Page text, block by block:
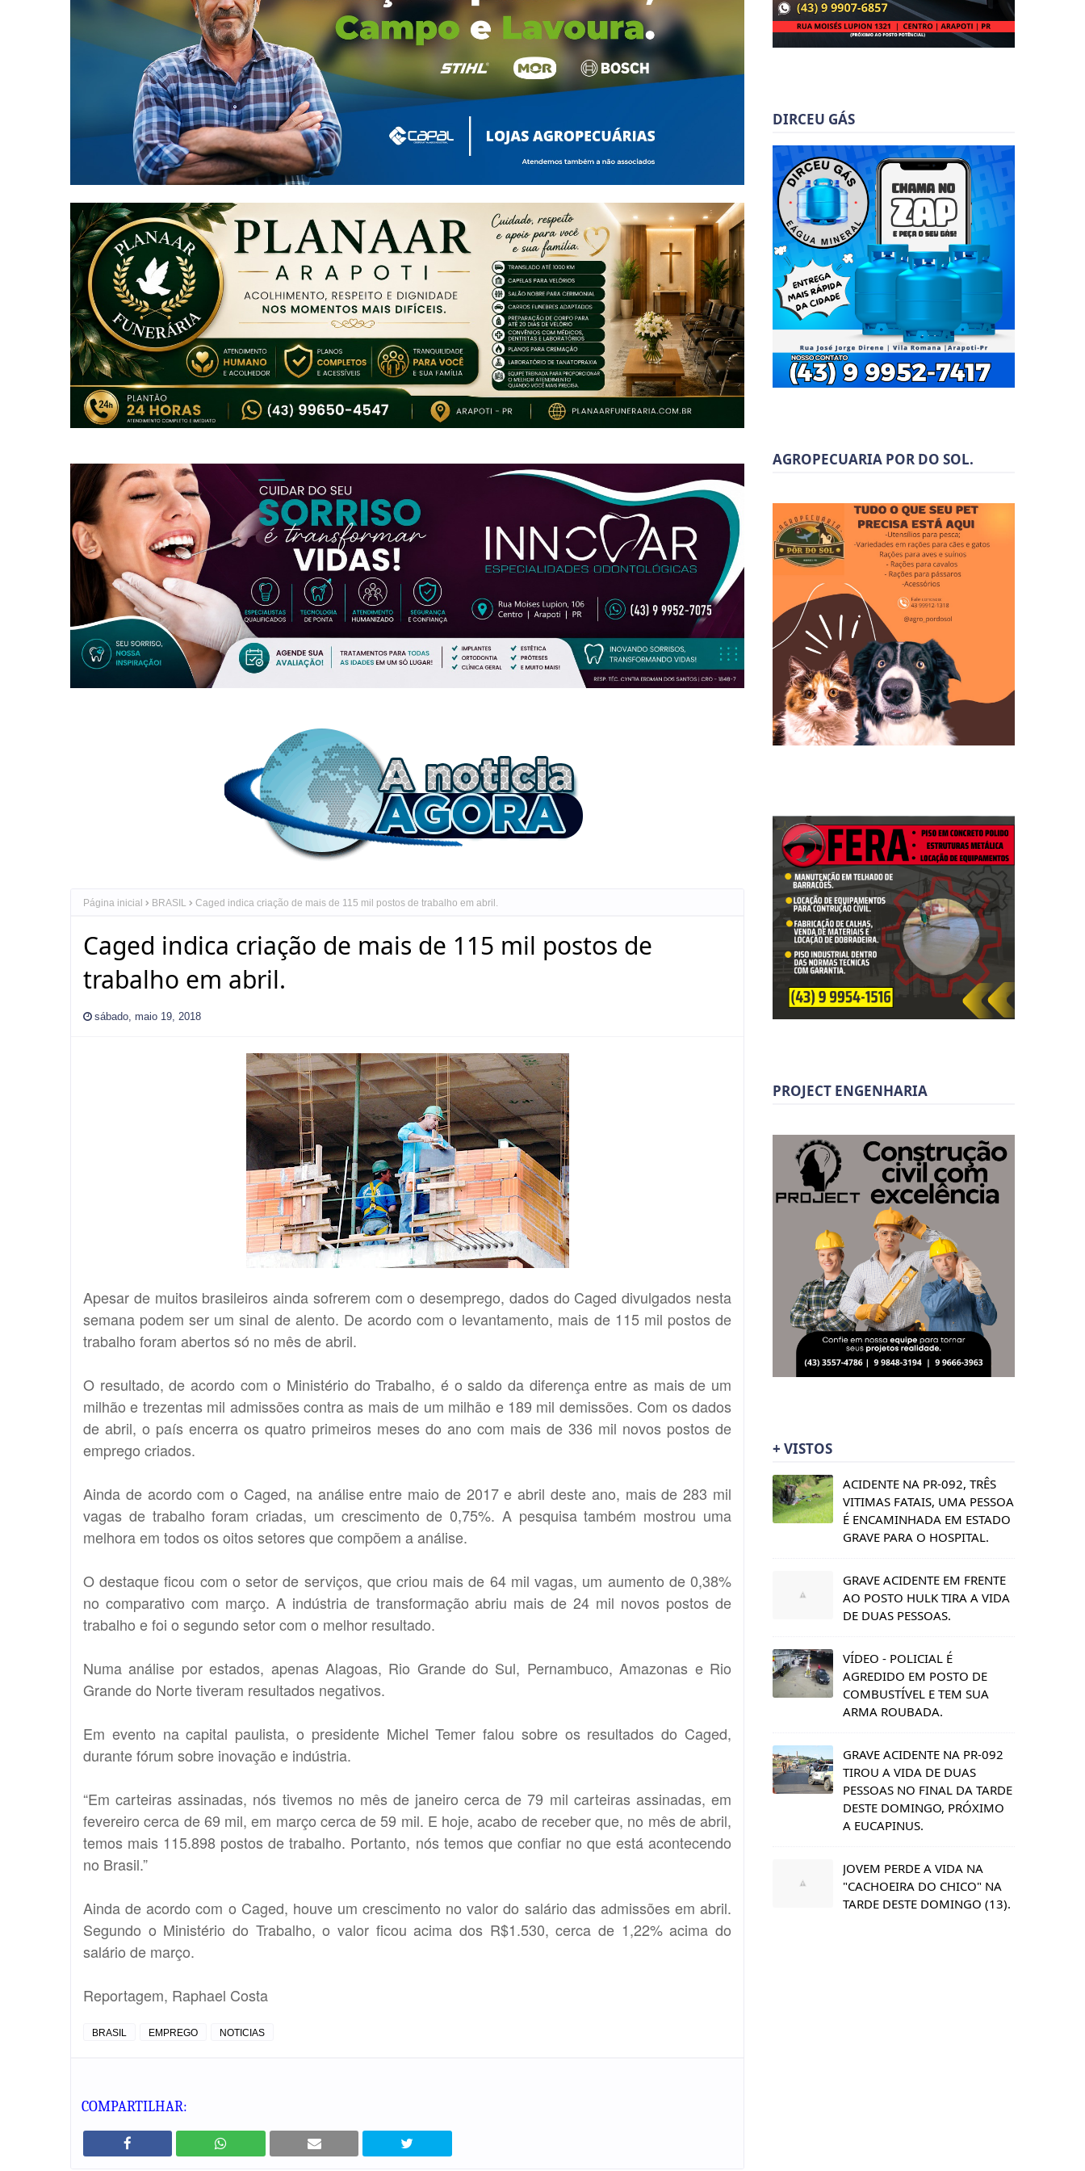
Página inicial BRASIL Caged indica criação de mais de 115 mil postos de trabalho em abril.
Caged indica criação de mais de 115 mil postos de
trabalho em abril.
sábado, maio 19, 2018
Apesar de muitos brasileiros ainda sofrerem com o desemprego, dados do Caged divulgados nesta
semana podem ser um sinal de alento. De acordo com o levantamento, mais de 115 mil postos de
trabalho foram abertos só no mês de abril.
O resultado, de acordo com o Ministério do Trabalho, é o saldo da diferença entre as mais de um
milhão e trezentas mil admissões contra as mais de um milhão e 189 mil demissões. Com os dados
de abril, o país encerra os quatro primeiros meses do ano com mais de 336 mil novos postos de
emprego criados.
Ainda de acordo com o Caged, na análise entre maio de 2017 e abril deste ano, mais de 283 mil
vagas de trabalho foram criadas, um crescimento de 0,75%. A pesquisa também mostrou uma
melhora em todos os oitos setores que compõem a análise.
O destaque ficou com o setor de serviços, que criou mais de 64 mil vagas, um aumento de 0,38%
no comparativo com março. A indústria de transformação abriu mais de 24 mil novos postos de
trabalho e foi o segundo setor com o melhor resultado.
Numa análise por estados, apenas Alagoas, Rio Grande do Sul, Pernambuco, Amazonas e Rio
Grande do Norte tiveram resultados negativos.
Em evento na capital paulista, o presidente Michel Temer falou sobre os resultados do Caged,
durante fórum sobre inovação e indústria.
“Em carteiras assinadas, nós tivemos no mês de janeiro cerca de 79 mil carteiras assinadas, em
fevereiro cerca de 69 mil, em março cerca de 59 mil. E hoje, acabo de receber que, no mês de abril,
temos mais 115.898 postos de trabalho. Portanto, nós temos que confiar no que está acontecendo
no Brasil.”
Ainda de acordo com o Caged, houve um crescimento no valor do salário das admissões em abril.
Segundo o Ministério do Trabalho, o valor ficou acima dos R$1.530, cerca de 1,22% acima do
salário de março.
Reportagem, Raphael Costa
BRASIL EMPREGO NOTICIAS
COMPARTILHAR:
DIRCEU GÁS
AGROPECUARIA POR DO SOL.
PROJECT ENGENHARIA
+ VISTOS
ACIDENTE NA PR-092, TRÊS
VITIMAS FATAIS, UMA PESSOA
É ENCAMINHADA EM ESTADO
GRAVE PARA O HOSPITAL.
GRAVE ACIDENTE EM FRENTE
AO POSTO HULK TIRA A VIDA
DE DUAS PESSOAS.
VÍDEO - POLICIAL É
AGREDIDO EM POSTO DE
COMBUSTÍVEL E TEM SUA
ARMA ROUBADA.
GRAVE ACIDENTE NA PR-092
TIROU A VIDA DE DUAS
PESSOAS NO FINAL DA TARDE
DESTE DOMINGO, PRÓXIMO
A EUCAPINUS.
JOVEM PERDE A VIDA NA
"CACHOEIRA DO CHICO" NA
TARDE DESTE DOMINGO (13).